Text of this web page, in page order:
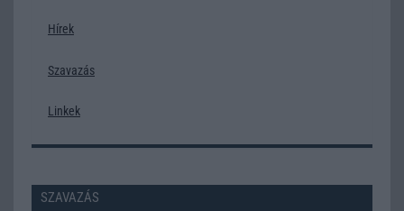
Hírek
Szavazás
Linkek
SZAVAZÁS